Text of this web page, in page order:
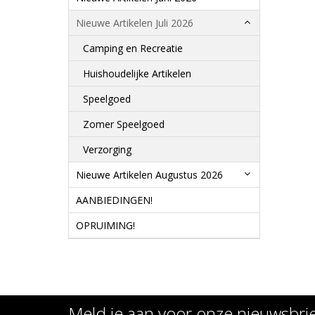
Nieuwe Artikelen Juli 2026
Camping en Recreatie
Huishoudelijke Artikelen
Speelgoed
Zomer Speelgoed
Verzorging
Nieuwe Artikelen Augustus 2026
AANBIEDINGEN!
OPRUIMING!